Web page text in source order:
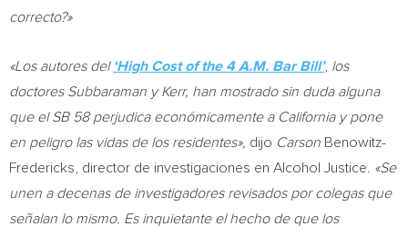
correcto?»
«Los autores del ‘High Cost of the 4 A.M. Bar Bill’, los
doctores Subbaraman y Kerr, han mostrado sin duda alguna
que el SB 58 perjudica económicamente a Californiay pone
en peligro las vidas de los residentes», dijo Carson Benowitz-
Fredericks, director de investigaciones en Alcohol Justice. «Se
unen a decenas de investigadores revisados por colegas que
señalan lo mismo. Es inquietante el hecho de que los